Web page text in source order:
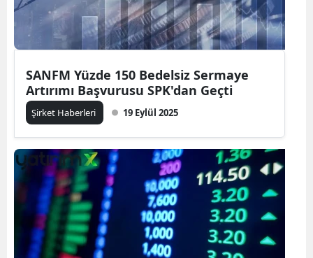
SANFM Yüzde 150 Bedelsiz Sermaye
Artırımı Başvurusu SPK'dan Geçti
Şirket Haberleri 19 Eylül 2025